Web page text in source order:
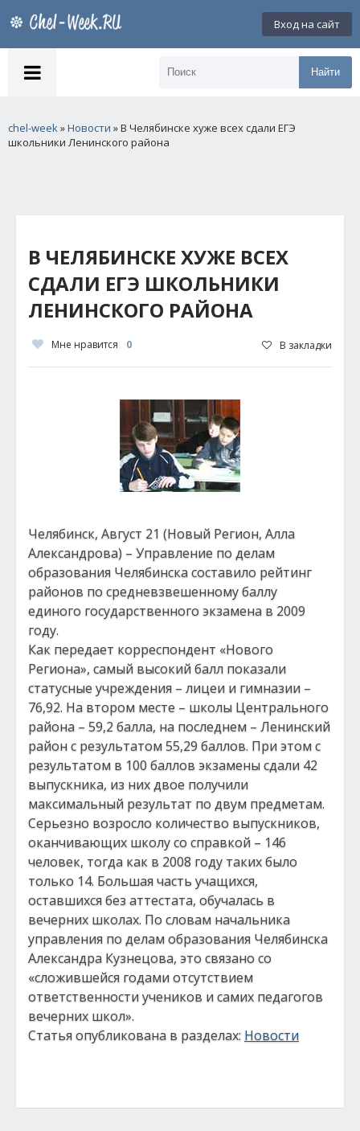
Вход на сайт
Найти
chel-week»Новости » В Челябинске хуже всех сдали ЕГЭ
школьники Ленинского района
В ЧЕЛЯБИНСКЕ ХУЖЕ ВСЕХ
СДАЛИ ЕГЭ ШКОЛЬНИКИ
ЛЕНИНСКОГО РАЙОНА
Мне нравится 0 В закладки
Челябинск, Август 21 (Новый Регион, Алла
Александрова) – Управление по делам
образования Челябинска составило рейтинг
районов по средневзвешенному баллу
единого государственного экзамена в 2009
году.
Как передает корреспондент «Нового
Региона», самый высокий балл показали
статусные учреждения – лицеи и гимназии –
76,92. На втором месте – школы Центрального
района – 59,2 балла, на последнем – Ленинский
район с результатом 55,29 баллов. При этом с
результатом в 100 баллов экзамены сдали 42
выпускника, из них двое получили
максимальный результат по двум предметам.
Серьезно возросло количество выпускников,
оканчивающих школу со справкой – 146
человек, тогда как в 2008 году таких было
только 14. Большая часть учащихся,
оставшихся без аттестата, обучалась в
вечерних школах. По словам начальника
управления по делам образования Челябинска
Александра Кузнецова, это связано со
«сложившейся годами отсутствием
ответственности учеников и самих педагогов
вечерних школ».
Статья опубликована в разделах: Новости